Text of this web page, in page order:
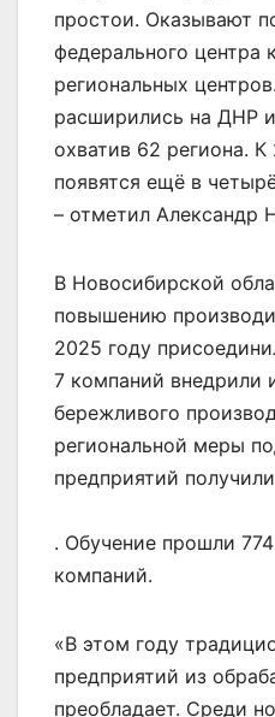
простои. Оказывают
федерального центра
региональных
расширились на ДНР
охватив 62 региона.
появятся ещё в
– отметил Александр
В Новосибирской
повышению
2025 году
7 компаний внедрили
бережливого
региональной меры
предприятий
. Обучение прошли
компаний.
«В этом году
предприятий из
преобладает. Среди